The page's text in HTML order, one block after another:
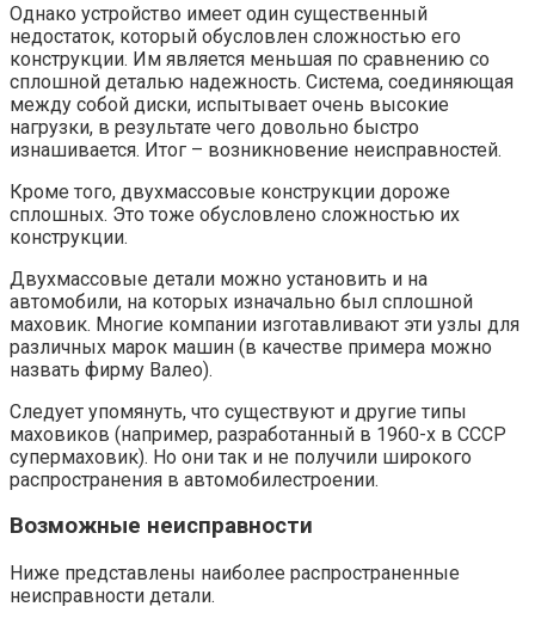
Однако устройство имеет один существенный
недостаток, который обусловлен сложностью его
конструкции. Им является меньшая по сравнению со
сплошной деталью надежность. Система, соединяющая
между собой диски, испытывает очень высокие
нагрузки, в результате чего довольно быстро
изнашивается. Итог – возникновение неисправностей.
Кроме того, двухмассовые конструкции дороже
сплошных. Это тоже обусловлено сложностью их
конструкции.
Двухмассовые детали можно установить и на
автомобили, на которых изначально был сплошной
маховик. Многие компании изготавливают эти узлы для
различных марок машин (в качестве примера можно
назвать фирму Валео).
Следует упомянуть, что существуют и другие типы
маховиков (например, разработанный в 1960-х в СССР
супермаховик). Но они так и не получили широкого
распространения в автомобилестроении.
Возможные неисправности
Ниже представлены наиболее распространенные
неисправности детали.